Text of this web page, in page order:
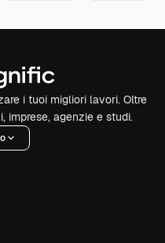
i tuoi migliori lavori. Oltre
imprese, agenzie e studi.